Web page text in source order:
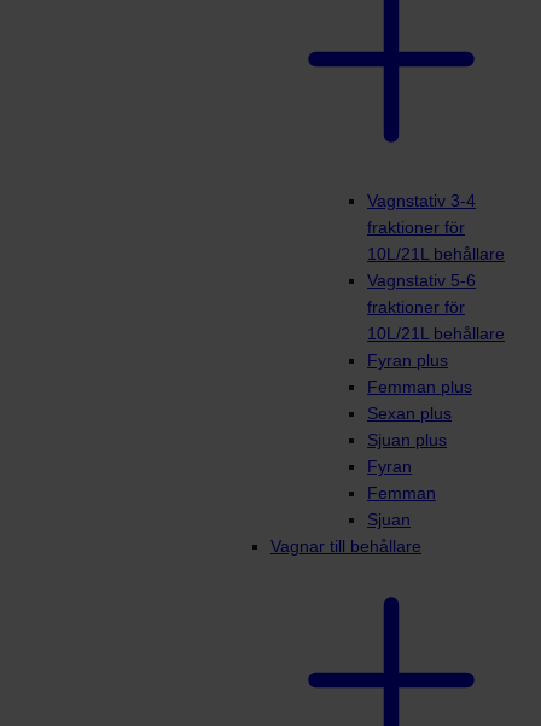
Vagnstativ 3-4
fraktioner för
10L/21L behållare
Vagnstativ 5-6
fraktioner för
10L/21L behållare
Fyran plus
Femman plus
Sexan plus
Sjuan plus
Fyran
Femman
Sjuan
Vagnar till behållare